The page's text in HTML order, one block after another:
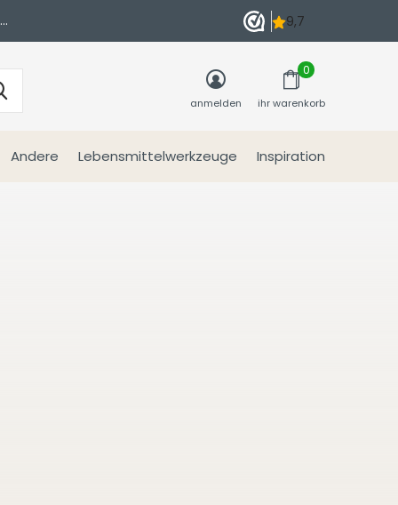
Andere Lebensmittelwerkzeuge Inspiration
anmelden ihr warenkorb
0